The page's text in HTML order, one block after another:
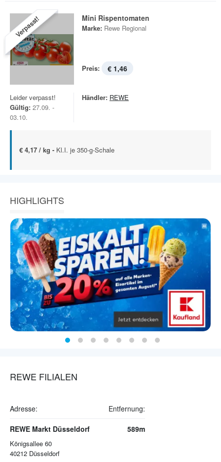
Verpasst! Mini Rispentomaten
Marke: Rewe Regional
Preis: € 1,46
Leider verpasst!
Gültig: 27.09. -
03.10.
Händler: REWE
€ 4,17 / kg - Kl.I. je 350-g-Schale
HIGHLIGHTS
REWE FILIALEN
Adresse: Entfernung:
REWE Markt Düsseldorf
Königsallee 60
40212 Düsseldorf
589m